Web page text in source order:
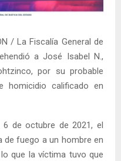
/ La Fiscalía General de
a José Isabel N.,
por su probable
homicidio calificado en
de octubre de 2021, el
de fuego a un hombre en
que la víctima tuvo que